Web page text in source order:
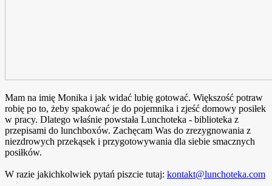
Mam na imię Monika i jak widać lubię gotować. Większość potraw
robię po to, żeby spakować je do pojemnika i zjeść domowy posiłek
w pracy. Dlatego właśnie powstała Lunchoteka - biblioteka z
przepisami do lunchboxów. Zachęcam Was do zrezygnowania z
niezdrowych przekąsek i przygotowywania dla siebie smacznych
posiłków.
W razie jakichkolwiek pytań piszcie tutaj: kontakt@lunchoteka.com